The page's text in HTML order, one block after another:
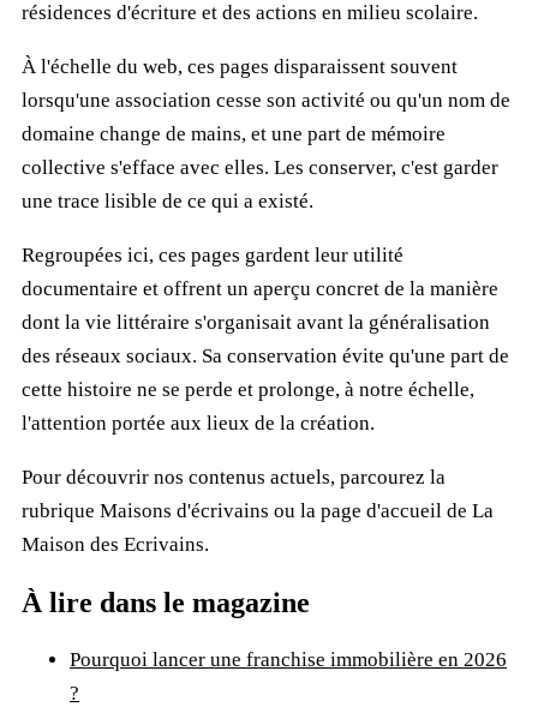
résidences d'écriture et des actions en milieu scolaire.
À l'échelle du web, ces pages disparaissent souvent
lorsqu'une association cesse son activité ou qu'un nom de
domaine change de mains, et une part de mémoire
collective s'efface avec elles. Les conserver, c'est garder
une trace lisible de ce qui a existé.
Regroupées ici, ces pages gardent leur utilité
documentaire et offrent un aperçu concret de la manière
dont la vie littéraire s'organisait avant la généralisation
des réseaux sociaux. Sa conservation évite qu'une part de
cette histoire ne se perde et prolonge, à notre échelle,
l'attention portée aux lieux de la création.
Pour découvrir nos contenus actuels, parcourez la
rubrique Maisons d'écrivains ou la page d'accueil de La
Maison des Ecrivains.
À lire dans le magazine
Pourquoi lancer une franchise immobilière en 2026
?